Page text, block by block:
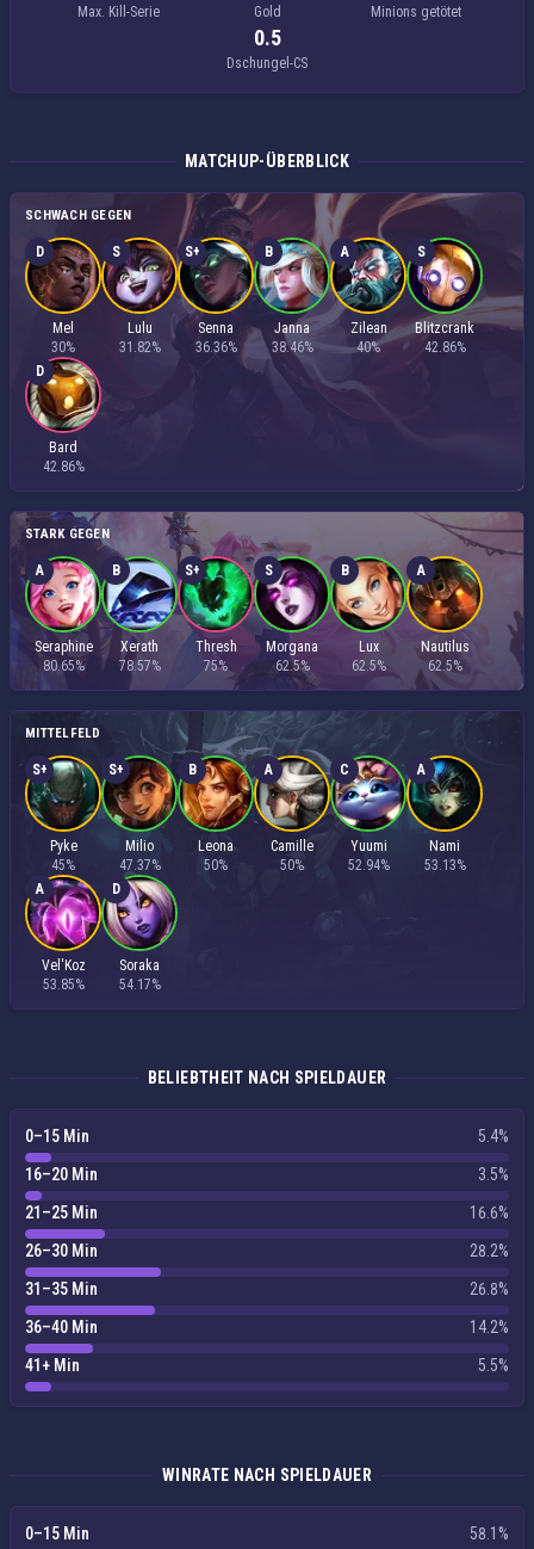
Max. Kill-Serie Gold Minions getötet
0.5
Dschungel-CS
MATCHUP-ÜBERBLICK
SCHWACH GEGEN
D
Mel
30%
S
Lulu
31.82%
S+
Senna
36.36%
B
Janna
38.46%
A
Zilean
40%
S
Blitzcrank
42.86%
D
Bard
42.86%
STARK GEGEN
A
Seraphine
80.65%
B
Xerath
78.57%
S+
Thresh
75%
S
Morgana
62.5%
B
Lux
62.5%
A
Nautilus
62.5%
MITTELFELD
S+
Pyke
45%
S+
Milio
47.37%
B
Leona
50%
A
Camille
50%
C
Yuumi
52.94%
A
Nami
53.13%
A
Vel'Koz
53.85%
D
Soraka
54.17%
BELIEBTHEIT NACH SPIELDAUER
0–15 Min
5.4%
16–20 Min
3.5%
21–25 Min
16.6%
26–30 Min
28.2%
31–35 Min
26.8%
36–40 Min
14.2%
41+ Min
5.5%
WINRATE NACH SPIELDAUER
0–15 Min
58.1%